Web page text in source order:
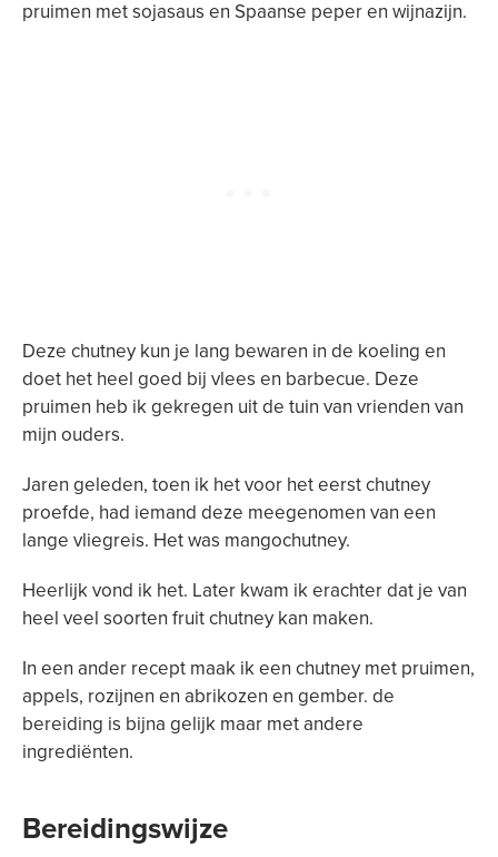
pruimen met sojasaus en Spaanse peper en wijnazijn.
Deze chutney kun je lang bewaren in de koeling en
doet het heel goed bij vlees en barbecue. Deze
pruimen heb ik gekregen uit de tuin van vrienden van
mijn ouders.
Jaren geleden, toen ik het voor het eerst chutney
proefde, had iemand deze meegenomen van een
lange vliegreis. Het was mangochutney.
Heerlijk vond ik het. Later kwam ik erachter dat je van
heel veel soorten fruit chutney kan maken.
In een ander recept maak ik een chutney met pruimen,
appels, rozijnen en abrikozen en gember. de
bereiding is bijna gelijk maar met andere
ingrediënten.
Bereidingswijze